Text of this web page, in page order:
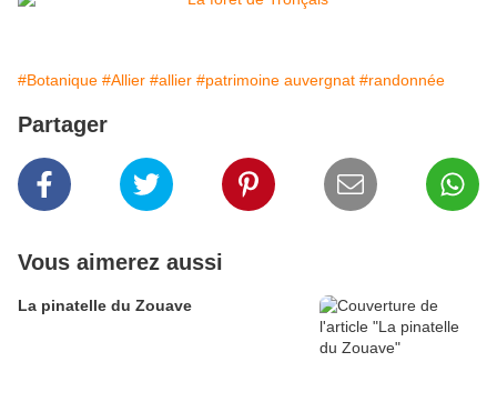
#Botanique #Allier #allier #patrimoine auvergnat #randonnée
Partager
Vous aimerez aussi
La pinatelle du Zouave